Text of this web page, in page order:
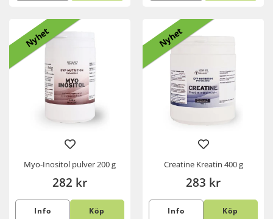
Nyhet
Myo-Inositol pulver 200 g
282 kr
Info Köp
Nyhet
Creatine Kreatin 400 g
283 kr
Info Köp